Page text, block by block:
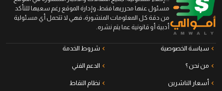
مسئول عنها محرريها فقط، وإدارة الموقع رغم سعيها للتأكد
من دقة كل المعلومات المنشورة، فهي لا تتحمل أي مسئولية
أدبية أو قانونية عما يتم نشره.
سياسة الخصوصية شروط الخدمة
من نحن ؟ الدعم الفني
أسعار الناشرين نظام النقاط